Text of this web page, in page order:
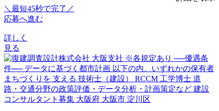
＼最短45秒で完了／
応募へ進む
詳しく
見る